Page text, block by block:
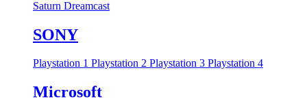
Saturn Dreamcast
SONY
Playstation 1 Playstation 2 Playstation 3 Playstation 4
Microsoft